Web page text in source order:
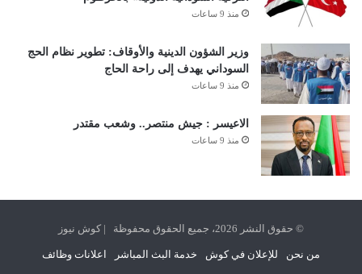
منذ 9 ساعات
وزير الشؤون الدينية والأوقاف: تطوير نظام الحج
السوداني يهدف إلى راحة الحاج
منذ 9 ساعات
الاعيسر : جيش منتصر.. وشعب مقتدر
منذ 9 ساعات
© حقوق النشر 2026، جميع الحقوق محفوظة | كوش نيوز
من نحن للإعلان في كوش خدمة البث المباشر اعلانات وظائف